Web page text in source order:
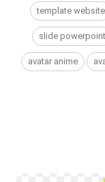
template website
slide powerpoint
avatar anime